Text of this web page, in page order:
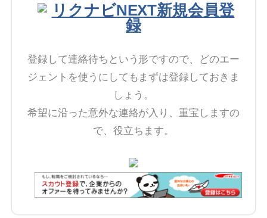
リクナビNEXT新規会員登
録
登録して連絡待ちという形ですので、どのエー
ジェントを使うにしてもまずは登録しておきま
しょう。
希望に沿った意外な連絡が入り、重宝しますの
で、役立ちます。